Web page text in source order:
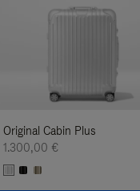
Original Cabin Plus
1.300,00 €